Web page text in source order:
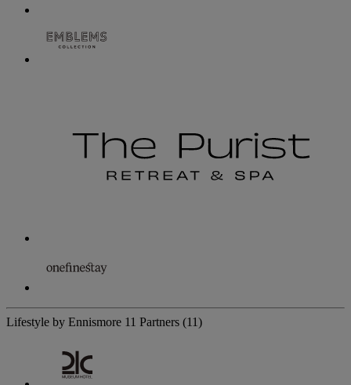
Lifestyle by Ennismore 11 Partners (11)